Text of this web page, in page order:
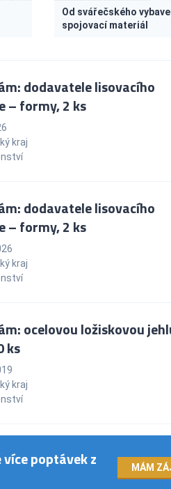
Od svářečského
spojovací materiál
dodavatele lisovacího
– formy, 2 ks
kraj
dodavatele lisovacího
– formy, 2 ks
kraj
ocelovou ložiskovou
ks
kraj
poptávek z
MÁM